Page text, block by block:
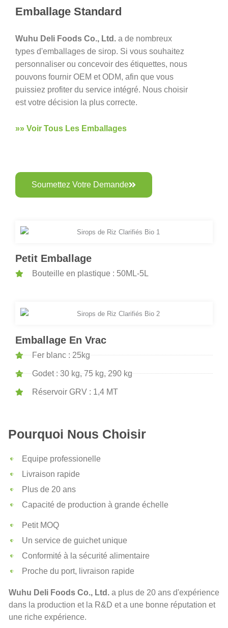
Emballage Standard
Wuhu Deli Foods Co., Ltd. a de nombreux
types d'emballages de sirop. Si vous souhaitez
personnaliser ou concevoir des étiquettes, nous
pouvons fournir OEM et ODM, afin que vous
puissiez profiter du service intégré. Nous choisir
est votre décision la plus correcte.
»» Voir Tous Les Emballages
Soumettez Votre Demande
Petit Emballage
Bouteille en plastique : 50ML-5L
Emballage En Vrac
Fer blanc : 25kg
Godet : 30 kg, 75 kg, 290 kg
Réservoir GRV : 1,4 MT
Pourquoi Nous Choisir
Equipe professionelle
Livraison rapide
Plus de 20 ans
Capacité de production à grande échelle
Petit MOQ
Un service de guichet unique
Conformité à la sécurité alimentaire
Proche du port, livraison rapide
Wuhu Deli Foods Co., Ltd. a plus de 20 ans d'expérience
dans la production et la R&D et a une bonne réputation et
une riche expérience.